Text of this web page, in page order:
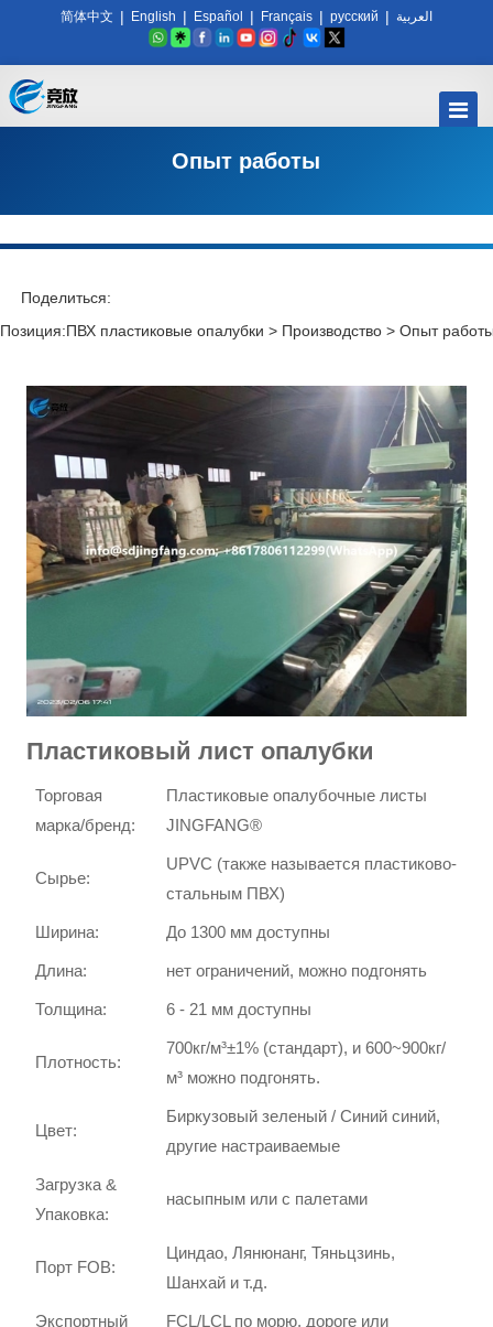
简体中文 | English | Español | Français | русский | العربية
Опыт работы
Поделиться:
Позиция:ПВХ пластиковые опалубки > Производство > Опыт
Пластиковый лист опалубки
Торговая
марка/бренд:
Пластиковые опалубочные листы
JINGFANG®
Сырье:
UPVC (также называется пластиково-
стальным ПВХ)
Ширина: До 1300 мм доступны
Длина: нет ограничений, можно подгонять
Толщина: 6 - 21 мм доступны
Плотность:
700кг/м³±1% (стандарт), и 600~900кг/
м³ можно подгонять.
Цвет:
Биркузовый зеленый / Синий синий,
другие настраиваемые
Загрузка &
Упаковка:
насыпным или с палетами
Порт FOB:
Циндао, Лянюнанг, Тяньцзинь,
Шанхай и т.д.
Экспортный
FCL/LCL по морю, дороге или